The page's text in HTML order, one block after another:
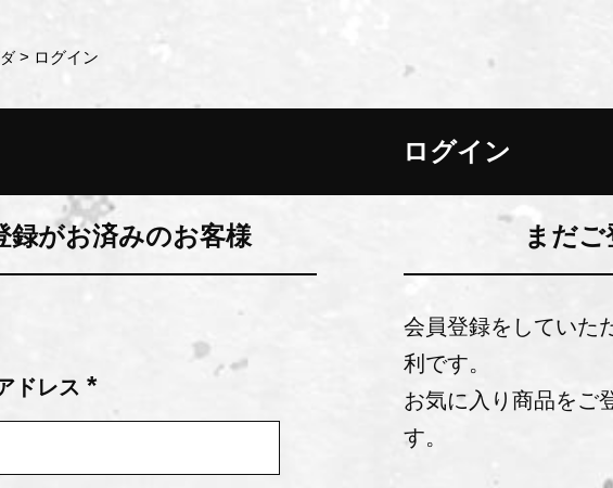
ログイン
ログイン
録がお済みのお客様
ドレス
まだ
会員登録をしていた
利です。
お気に入り商品をご
す。